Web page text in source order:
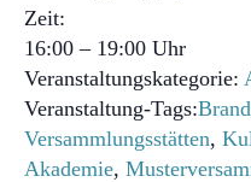
Zeit:
16:00 – 19:00
Veranstaltungskategorie:
Veranstaltung-Tags:
Versammlungsstätten,
Akademie,